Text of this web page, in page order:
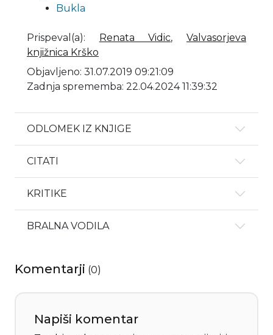
Bukla
Prispeval(a): Renata Vidic,Valvasorjeva
knjižnica Krško
Objavljeno: 31.07.2019 09:21:09
Zadnja sprememba: 22.04.2024 11:39:32
ODLOMEK IZ KNJIGE
CITATI
KRITIKE
BRALNA VODILA
Komentarji (0)
Napiši komentar